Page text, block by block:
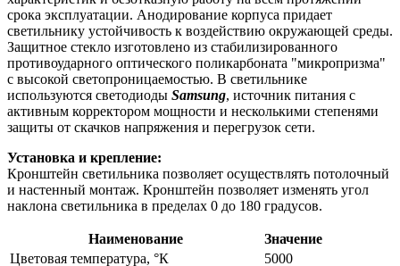
срока эксплуатации. Анодирование корпуса придает
светильнику устойчивость к воздействию окружающей среды.
Защитное стекло изготовлено из стабилизированного
противоударного оптического поликарбоната "микропризма"
с высокой светопроницаемостью. В светильнике
используются светодиоды Samsung, источник питания с
активным корректором мощности и несколькими степенями
защиты от скачков напряжения и перегрузок сети.
Установка и крепление:
Кронштейн светильника позволяет осуществлять потолочный
и настенный монтаж. Кронштейн позволяет изменять угол
наклона светильника в пределах 0 до 180 градусов.
Наименование
Значение
Цветовая температура, °К
5000